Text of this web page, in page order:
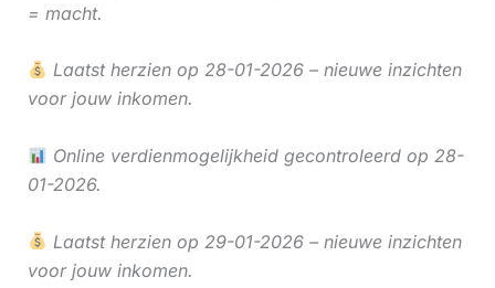
= macht.
Laatst herzien op 28-01-2026 – nieuwe inzichten
voor jouw inkomen.
Online verdienmogelijkheid gecontroleerd op 28-
01-2026.
Laatst herzien op 29-01-2026 – nieuwe inzichten
voor jouw inkomen.